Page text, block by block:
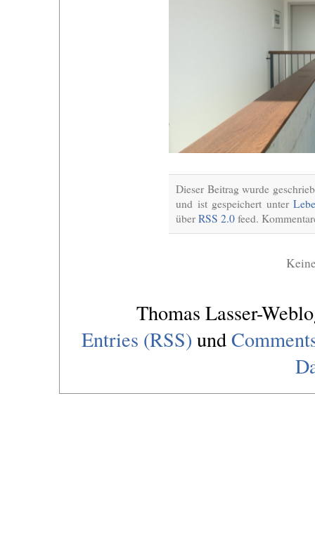
Dieser Beitrag wurde
und ist gespeichert unter
über RSS 2.0 feed.
Thomas Lasser-
Entries (RSS) und